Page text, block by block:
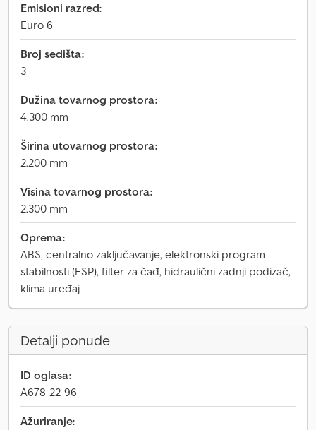
Emisioni razred:
Euro 6
Broj sedišta:
3
Dužina tovarnog prostora:
4.300 mm
Širina utovarnog prostora:
2.200 mm
Visina tovarnog prostora:
2.300 mm
Oprema:
ABS, centralno zaključavanje, elektronski program
stabilnosti (ESP), filter za čađ, hidraulični zadnji podizač,
klima uređaj
Detalji ponude
ID oglasa:
A678-22-96
Ažuriranje: